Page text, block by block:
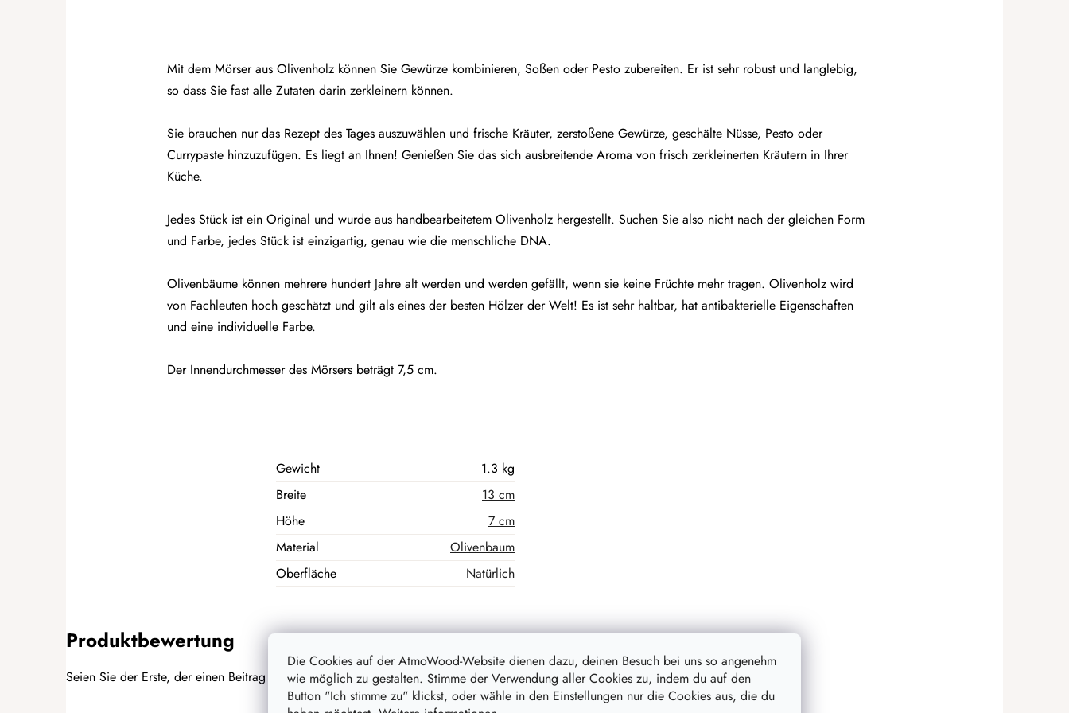
Die Cookies auf der AtmoWood-Website dienen dazu, deinen Besuch bei uns so angenehm
wie möglich zu gestalten. Stimme der Verwendung aller Cookies zu, indem du auf den
Button "Ich stimme zu" klickst, oder wähle in den Einstellungen nur die Cookies aus, die du
Mit dem Mörser aus Olivenholz können Sie Gewürze kombinieren, Soßen oder Pesto zubereiten. Er ist sehr robust und langlebig,
so dass Sie fast alle Zutaten darin zerkleinern können.
Sie brauchen nur das Rezept des Tages auszuwählen und frische Kräuter, zerstoßene Gewürze, geschälte Nüsse, Pesto oder
Currypaste hinzuzufügen. Es liegt an Ihnen! Genießen Sie das sich ausbreitende Aroma von frisch zerkleinerten Kräutern in Ihrer
Küche.
Jedes Stück ist ein Original und wurde aus handbearbeitetem Olivenholz hergestellt. Suchen Sie also nicht nach der gleichen Form
und Farbe, jedes Stück ist einzigartig, genau wie die menschliche DNA.
Olivenbäume können mehrere hundert Jahre alt werden und werden gefällt, wenn sie keine Früchte mehr tragen. Olivenholz wird
von Fachleuten hoch geschätzt und gilt als eines der besten Hölzer der Welt! Es ist sehr haltbar, hat antibakterielle Eigenschaften
und eine individuelle Farbe.
Der Innendurchmesser des Mörsers beträgt 7,5 cm.
Gewicht
1.3 kg
Breite
13 cm
Höhe
7 cm
Material
Olivenbaum
Oberfläche
Natürlich
Produktbewertung
Seien Sie der Erste, der einen Beitrag zu diesem Artikel schreibt!